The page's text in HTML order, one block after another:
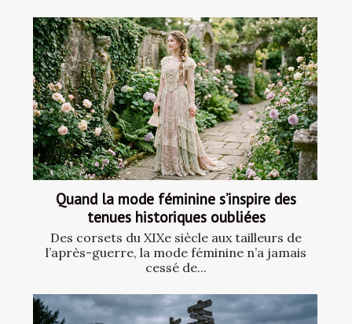
Quand la mode féminine s’inspire des
tenues historiques oubliées
Des corsets du XIXe siècle aux tailleurs de
l’après-guerre, la mode féminine n’a jamais
cessé de...